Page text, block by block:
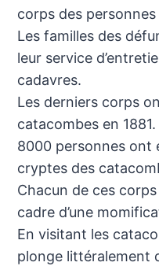
corps des
Les familles des
leur service
cadavres.
Les derniers corps
catacombes en
8000 personnes ont
cryptes des
Chacun de ces
cadre d’une
En visitant les
plonge littéralement